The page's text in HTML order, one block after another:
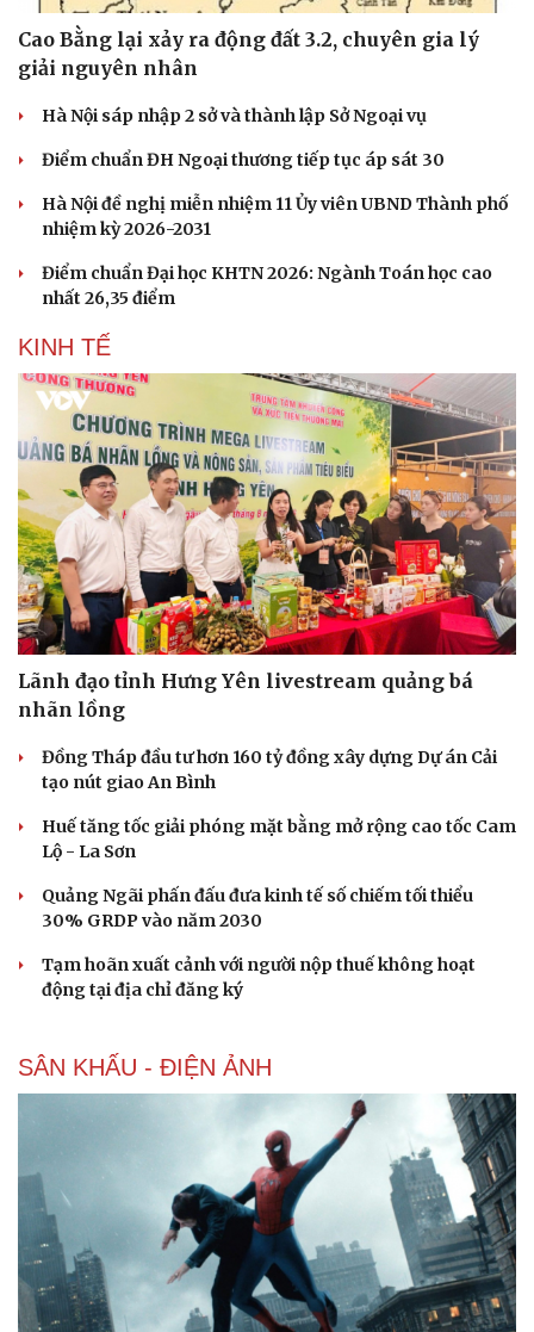
Cải chính
Cao Bằng lại xảy ra động đất 3.2, chuyên gia lý
giải nguyên nhân
Hà Nội sáp nhập 2 sở và thành lập Sở Ngoại vụ
Điểm chuẩn ĐH Ngoại thương tiếp tục áp sát 30
Hà Nội đề nghị miễn nhiệm 11 Ủy viên UBND Thành phố
nhiệm kỳ 2026-2031
Điểm chuẩn Đại học KHTN 2026: Ngành Toán học cao
nhất 26,35 điểm
KINH TẾ
Lãnh đạo tỉnh Hưng Yên livestream quảng bá
nhãn lồng
Đồng Tháp đầu tư hơn 160 tỷ đồng xây dựng Dự án Cải
tạo nút giao An Bình
Huế tăng tốc giải phóng mặt bằng mở rộng cao tốc Cam
Lộ - La Sơn
Quảng Ngãi phấn đấu đưa kinh tế số chiếm tối thiểu
30% GRDP vào năm 2030
Tạm hoãn xuất cảnh với người nộp thuế không hoạt
động tại địa chỉ đăng ký
SÂN KHẤU - ĐIỆN ẢNH